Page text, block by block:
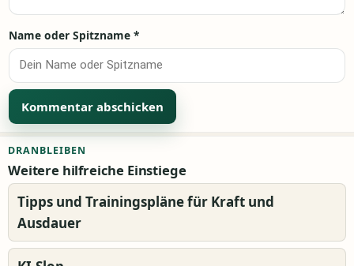
Name oder Spitzname *
DRANBLEIBEN
Weitere hilfreiche Einstiege
Tipps und Trainingspläne für Kraft und
Ausdauer